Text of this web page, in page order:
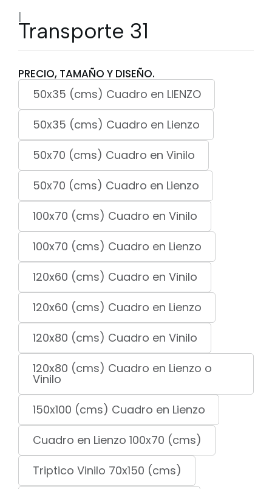
|
Transporte 31
PRECIO, TAMAÑO Y DISEÑO.
50x35 (cms) Cuadro en LIENZO
50x35 (cms) Cuadro en Lienzo
50x70 (cms) Cuadro en Vinilo
50x70 (cms) Cuadro en Lienzo
100x70 (cms) Cuadro en Vinilo
100x70 (cms) Cuadro en Lienzo
120x60 (cms) Cuadro en Vinilo
120x60 (cms) Cuadro en Lienzo
120x80 (cms) Cuadro en Vinilo
120x80 (cms) Cuadro en Lienzo o
Vinilo
150x100 (cms) Cuadro en Lienzo
Cuadro en Lienzo 100x70 (cms)
Triptico Vinilo 70x150 (cms)